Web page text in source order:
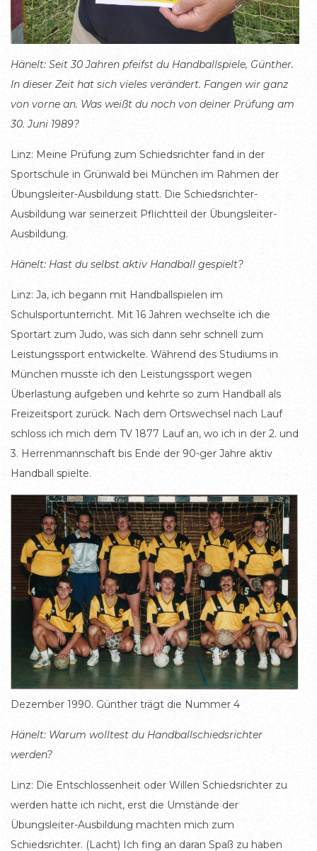
Hänelt: Seit 30 Jahren pfeifst du Handballspiele, Günther.
In dieser Zeit hat sich vieles verändert. Fangen wir ganz
von vorne an. Was weißt du noch von deiner Prüfung am
30. Juni 1989?
Linz: Meine Prüfung zum Schiedsrichter fand in der
Sportschule in Grünwald bei München im Rahmen der
Übungsleiter-Ausbildung statt. Die Schiedsrichter-
Ausbildung war seinerzeit Pflichtteil der Übungsleiter-
Ausbildung.
Hänelt: Hast du selbst aktiv Handball gespielt?
Linz: Ja, ich begann mit Handballspielen im
Schulsportunterricht. Mit 16 Jahren wechselte ich die
Sportart zum Judo, was sich dann sehr schnell zum
Leistungssport entwickelte. Während des Studiums in
München musste ich den Leistungssport wegen
Überlastung aufgeben und kehrte so zum Handball als
Freizeitsport zurück. Nach dem Ortswechsel nach Lauf
schloss ich mich dem TV 1877 Lauf an, wo ich in der 2. und
3. Herrenmannschaft bis Ende der 90-ger Jahre aktiv
Handball spielte.
Dezember 1990. Günther trägt die Nummer 4
Hänelt: Warum wolltest du Handballschiedsrichter
werden?
Linz: Die Entschlossenheit oder Willen Schiedsrichter zu
werden hatte ich nicht, erst die Umstände der
Übungsleiter-Ausbildung machten mich zum
Schiedsrichter. (Lacht) Ich fing an daran Spaß zu haben